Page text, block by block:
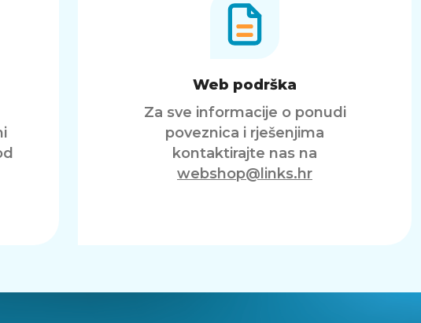
Web podrška
Za sve informacije o ponudi
poveznica i rješenjima
kontaktirajte nas na
webshop@links.hr